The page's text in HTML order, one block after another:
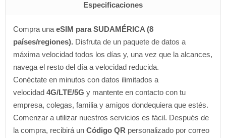
Especificaciones
Compra una eSIM para SUDAMÉRICA (8
países/regiones). Disfruta de un paquete de datos a
máxima velocidad todos los días y, una vez que la alcances,
navega el resto del día a velocidad reducida.
Conéctate en minutos con datos ilimitados a
velocidad 4G/LTE/5G y mantente en contacto con tu
empresa, colegas, familia y amigos dondequiera que estés.
Comenzar a utilizar nuestros servicios es fácil. Después de
la compra, recibirá un Código QR personalizado por correo